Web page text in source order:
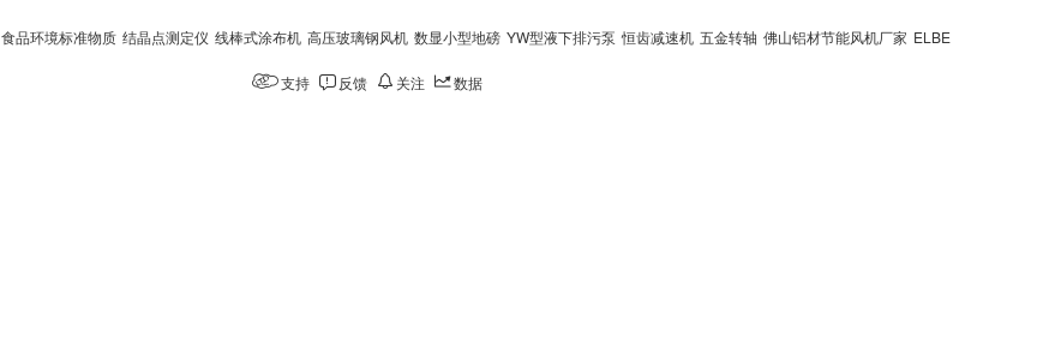
食品环境标准物质 结晶点测定仪 线棒式涂布机 高压玻璃钢风机 数显小型地磅 YW型液下排污泵 恒齿减速机 五金转轴 佛山铝材节能风机厂家 ELBE
支持 反馈 关注 数据